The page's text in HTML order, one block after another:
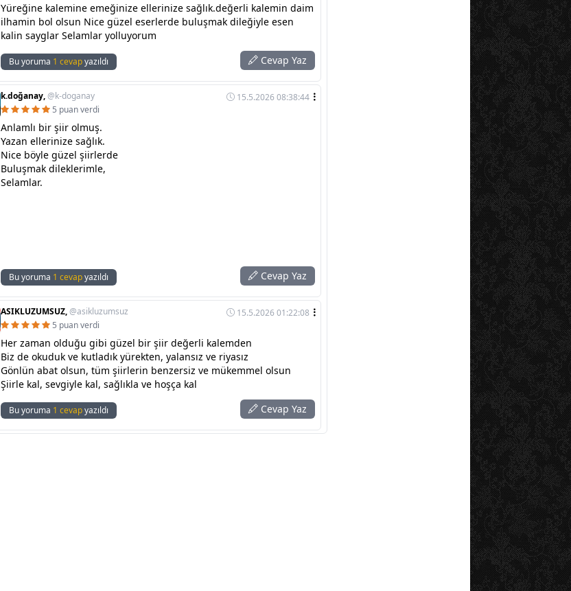
Yüreğine kalemine emeğinize ellerinize sağlık.değerli kalemin daim
ilhamin bol olsun Nice güzel eserlerde buluşmak dileğiyle esen
kalin sayglar Selamlar yolluyorum
Bu yoruma 1 cevapyazıldı Cevap Yaz
k.doğanay,@k-doganay
15.5.2026 08:38:44
5 puan verdi
Anlamlı bir şiir olmuş.
Yazan ellerinize sağlık.
Nice böyle güzel şiirlerde
Buluşmak dileklerimle,
Selamlar.
Bu yoruma 1 cevapyazıldı Cevap Yaz
ASIKLUZUMSUZ,@asikluzumsuz
15.5.2026 01:22:08
5 puan verdi
Her zaman olduğu gibi güzel bir şiir değerli kalemden
Biz de okuduk ve kutladık yürekten, yalansız ve riyasız
Gönlün abat olsun, tüm şiirlerin benzersiz ve mükemmel olsun
Şiirle kal, sevgiyle kal, sağlıkla ve hoşça kal
Bu yoruma 1 cevapyazıldı Cevap Yaz